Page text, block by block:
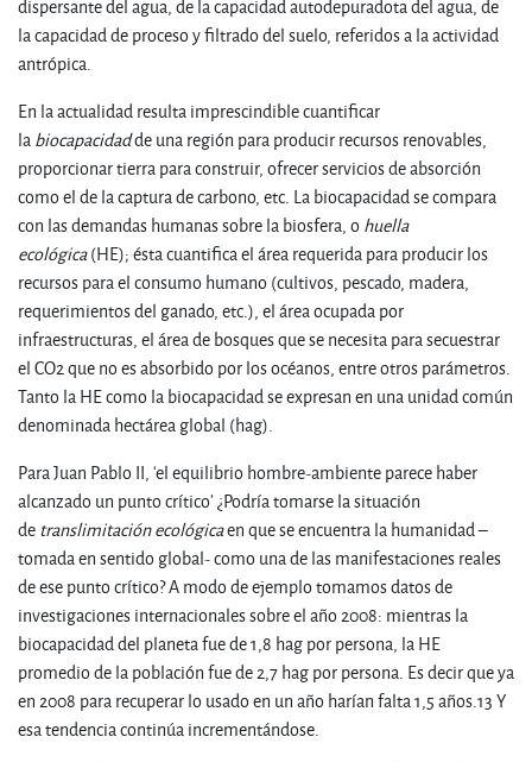
dispersante del agua, de la capacidad autodepuradota del agua, de
la capacidad de proceso y filtrado del suelo, referidos a la actividad
antrópica.
En la actualidad resulta imprescindible cuantificar
labiocapacidadde una región para producir recursos renovables,
proporcionar tierra para construir, ofrecer servicios de absorción
como el de la captura de carbono, etc. La biocapacidad se compara
con las demandas humanas sobre la biosfera, o huella
ecológica(HE); ésta cuantifica el área requerida para producir los
recursos para el consumo humano (cultivos, pescado, madera,
requerimientos del ganado, etc.), el área ocupada por
infraestructuras, el área de bosques que se necesita para secuestrar
el CO2 que no es absorbido por los océanos, entre otros parámetros.
Tanto la HE como la biocapacidad se expresan en una unidad común
denominada hectárea global (hag).
Para Juan Pablo II, ‘el equilibrio hombre-ambiente parece haber
alcanzado un punto crítico’ ¿Podría tomarse la situación
detranslimitación ecológicaen que se encuentra la humanidad –
tomada en sentido global- como una de las manifestaciones reales
de ese punto crítico? A modo de ejemplo tomamos datos de
investigaciones internacionales sobre el año 2008: mientras la
biocapacidad del planeta fue de 1,8 hag por persona, la HE
promedio de la población fue de 2,7 hag por persona. Es decir que ya
en 2008 para recuperar lo usado en un año harían falta 1,5 años.13 Y
esa tendencia continúa incrementándose.